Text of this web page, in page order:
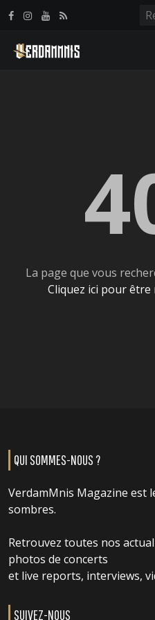
La page que vous
Cliquez ici pour
QUI SOMMES-NOUS ?
VerdamMnis Magazine est
sombres.
Retrouvez toutes nos
photos de concerts
et live reports, interviews,
SUIVEZ-NOUS
Panneau de gestion des cookies